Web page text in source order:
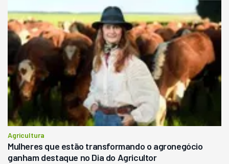
Agricultura
Mulheres que estão transformando o agronegócio
ganham destaque no Dia do Agricultor